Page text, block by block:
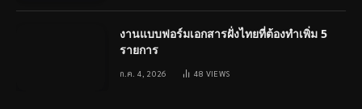
งานแบบฟอร์มเอกสารฝั่งไทยที่ต้องทำเพิ่ม 5
รายการ
ก.ค. 4, 2026 48 VIEWS